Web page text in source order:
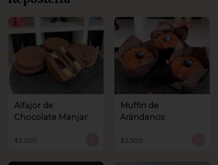
Alfajor de
Chocolate Manjar
$3.500
Muffin de
Arándanos
$3.500